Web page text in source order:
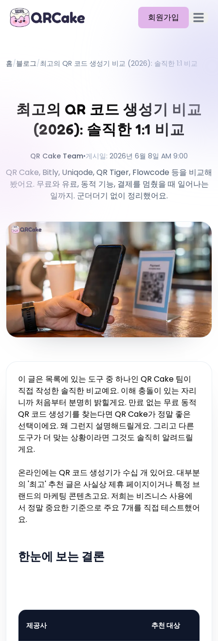
회원가입 메뉴 열
요금제
문서
도움말
홈/블로그/최고의 QR 코드 생성기 비교 (2026): 솔직한 1:1 비교
최고의 QR 코드 생성기 비교
(2026): 솔직한 1:1 비교
QR Cake Team•게시일: 2026년 6월 8일 AM 9:00
QR Cake, Bitly, Uniqode, QR Tiger, Flowcode 등을 비교해
봤어요. 무료와 유료, 동적 기능, 결제를 멈췄을 때 일어나는
일까지. 군더더기 없이 정리했어요.
이 글은 목록에 있는 도구 중 하나인 QR Cake 팀이
직접 작성한 솔직한 비교예요. 이해 충돌이 있는 자리
니까 처음부터 분명히 밝힐게요. 만료 없는 무료 동적
QR 코드 생성기를 찾는다면 QR Cake가 정말 좋은
선택이에요. 왜 그런지 설명해드릴게요. 그리고 다른
도구가 더 맞는 상황이라면 그것도 솔직히 알려드릴
게요.
온라인에는 QR 코드 생성기가 수십 개 있어요. 대부분
의 '최고' 추천 글은 사실상 제휴 페이지이거나 특정 브
랜드의 마케팅 콘텐츠고요. 저희는 비즈니스 사용에
서 정말 중요한 기준으로 주요 7개를 직접 테스트했어
요.
한눈에 보는 결론
제공사 추천 대상